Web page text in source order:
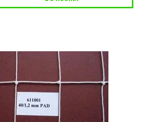
vhodná na skládky alebo ako deliaca sieť na
Materiál: polyamid Hrúbka: 1,2 mm
Farba: biela, čierna Uvedená...